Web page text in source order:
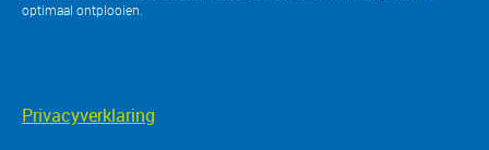
optimaal ontplooien
Privacyverklaring